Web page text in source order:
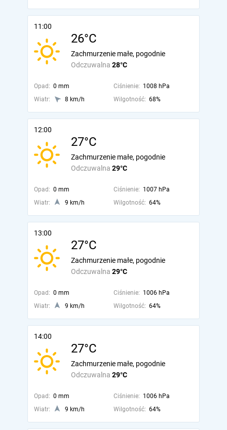
11:00
26°C
Odczuwalna 28°C
Zachmurzenie małe, pogodnie
Opad: 0 mm Ciśnienie: 1008 hPa
Wiatr:
8 km/h Wilgotność: 68%
12:00
27°C
Odczuwalna 29°C
Zachmurzenie małe, pogodnie
Opad: 0 mm Ciśnienie: 1007 hPa
Wiatr:
9 km/h Wilgotność: 64%
13:00
27°C
Odczuwalna 29°C
Zachmurzenie małe, pogodnie
Opad: 0 mm Ciśnienie: 1006 hPa
Wiatr:
9 km/h Wilgotność: 64%
14:00
27°C
Odczuwalna 29°C
Zachmurzenie małe, pogodnie
Opad: 0 mm Ciśnienie: 1006 hPa
Wiatr:
9 km/h Wilgotność: 64%